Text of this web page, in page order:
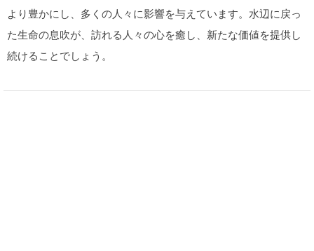
より豊かにし、多くの人々に影響を与えています。水辺に戻っ
た生命の息吹が、訪れる人々の心を癒し、新たな価値を提供し
続けることでしょう。